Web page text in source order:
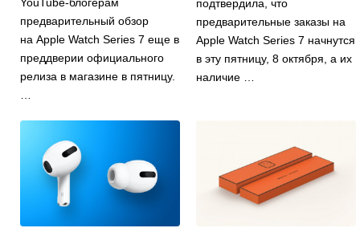
предварительный обзор
на Apple Watch Series 7 еще в
преддверии официального
релиза в магазине в пятницу.
подтвердила, что
предварительные заказы на
Apple Watch Series 7 начнутся
в эту пятницу, 8 октября, а их
наличие …